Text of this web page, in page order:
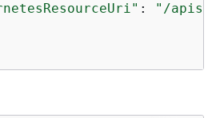
:
"/apis/